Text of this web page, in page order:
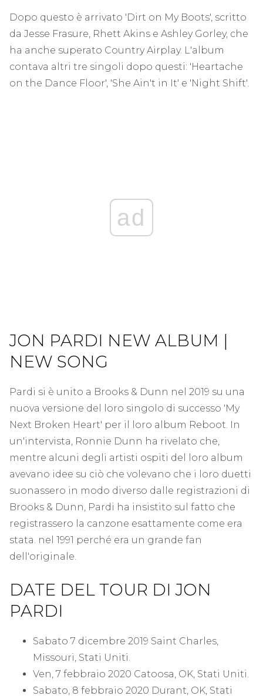
Dopo questo è arrivato 'Dirt on My Boots', scritto
da Jesse Frasure, Rhett Akins e Ashley Gorley, che
ha anche superato Country Airplay. L'album
contava altri tre singoli dopo questi: 'Heartache
on the Dance Floor', 'She Ain't in It' e 'Night Shift'.
ad
JON PARDI NEW ALBUM |
NEW SONG
Pardi si è unito a Brooks & Dunn nel 2019 su una
nuova versione del loro singolo di successo 'My
Next Broken Heart' per il loro album Reboot. In
un'intervista, Ronnie Dunn ha rivelato che,
mentre alcuni degli artisti ospiti del loro album
avevano idee su ciò che volevano che i loro duetti
suonassero in modo diverso dalle registrazioni di
Brooks & Dunn, Pardi ha insistito sul fatto che
registrassero la canzone esattamente come era
stata. nel 1991 perché era un grande fan
dell'originale.
DATE DEL TOUR DI JON
PARDI
Sabato 7 dicembre 2019 Saint Charles,
Missouri, Stati Uniti.
Ven, 7 febbraio 2020 Catoosa, OK, Stati Uniti.
Sabato, 8 febbraio 2020 Durant, OK, Stati